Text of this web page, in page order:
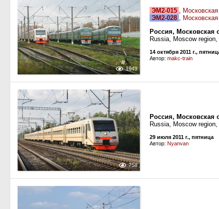
1949
ЭМ2-015 ,
ЭМ2-028 ,
Россия, Московская
Russia, Moscow
14 октября 2011 г.,
Автор: makc-train
758
Россия,
Russia, Moscow
29 июля 2011 г., пятница
Автор: Nyanvan